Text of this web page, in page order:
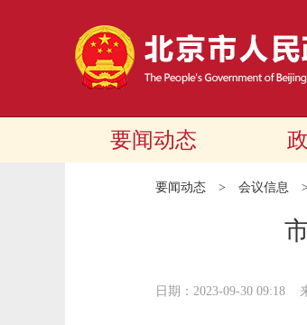
要闻动态
要闻动态 > 会议信息
日期：2023-09-30 09:18